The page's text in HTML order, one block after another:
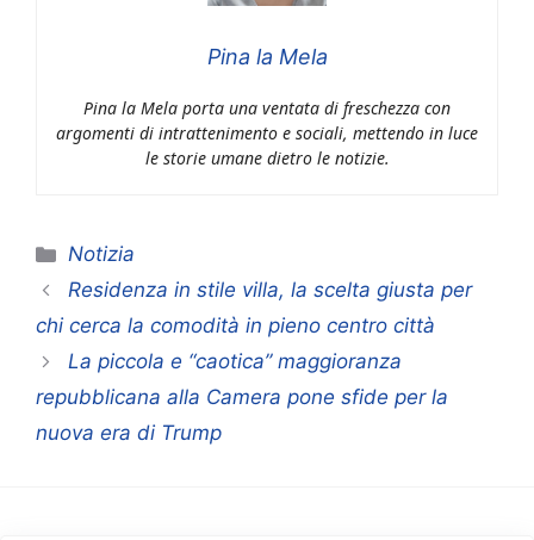
Pina la Mela
Pina la Mela porta una ventata di freschezza con
argomenti di intrattenimento e sociali, mettendo in luce
le storie umane dietro le notizie.
Categorie
Notizia
Residenza in stile villa, la scelta giusta per
chi cerca la comodità in pieno centro città
La piccola e “caotica” maggioranza
repubblicana alla Camera pone sfide per la
nuova era di Trump